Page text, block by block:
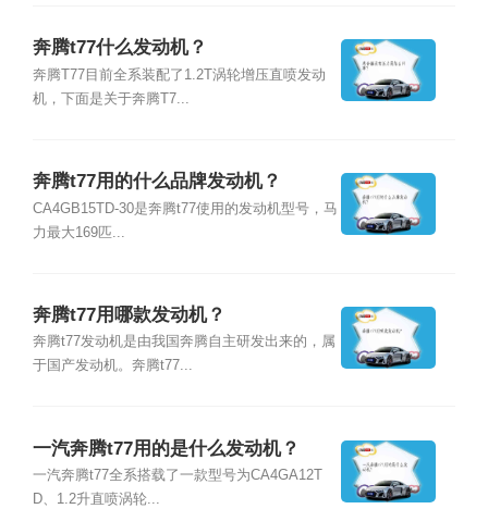
奔腾t77什么发动机？
奔腾T77目前全系装配了1.2T涡轮增压直喷发动
机，下面是关于奔腾T7...
奔腾t77用的什么品牌发动机？
CA4GB15TD-30是奔腾t77使用的发动机型号，马
力最大169匹...
奔腾t77用哪款发动机？
奔腾t77发动机是由我国奔腾自主研发出来的，属
于国产发动机。奔腾t77...
一汽奔腾t77用的是什么发动机？
一汽奔腾t77全系搭载了一款型号为CA4GA12T
D、1.2升直喷涡轮...